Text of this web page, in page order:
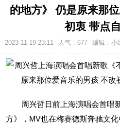
的地方》 仍是原来那
初衷 带点
2023-11-19 23:11 人气： 677 编辑：小
周兴哲日前上海演唱会首唱
方》，MV也在梅赛德斯奔驰文